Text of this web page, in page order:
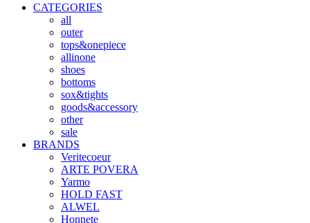
CATEGORIES
all
outer
tops&onepiece
allinone
shoes
bottoms
sox&tights
goods&accessory
other
sale
BRANDS
Veritecoeur
ARTE POVERA
Yarmo
HOLD FAST
ALWEL
Honnete